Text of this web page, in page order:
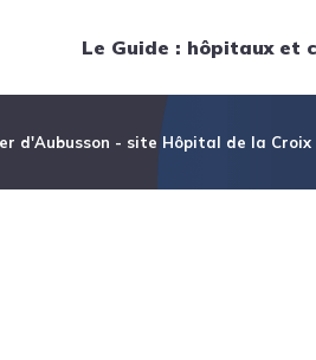
Le Guide : hôpitaux et
d'Aubusson - site Hôpital de la Croix